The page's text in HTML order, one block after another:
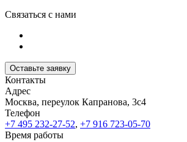
Связаться с нами
Оставьте заявку
Контакты
Адрес
Москва, переулок Капранова, 3с4
Телефон
+7 495 232-27-52, +7 916 723-05-70
Время работы